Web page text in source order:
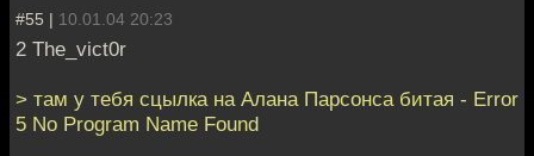
#55 | 10.01.04 20:23
2 The_vict0r
> там у тебя сцылка на Алана Парсонса битая - Error
5 No Program Name Found